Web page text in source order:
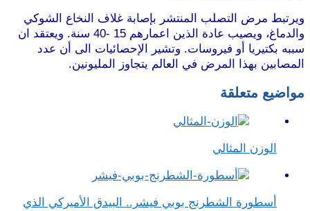
ويرتبط مرض التصلب المنتشر بإصابة غلاف النخاع الشوكي
والدماغ، ويصيب عادة الذين اعمارهم 15 -40 سنة. ويعتقد ان
سببه بكتيريا أو فيروسات. وتشير الإحصائيات الى أن عدد
المصابين بهذا المرض في العالم يتجاوز المليونين.
مواضيع متعلقة
الوزن المثالي
أسطورة الشطرنج بوبي فيشر.. البيدق الأميركي الذي